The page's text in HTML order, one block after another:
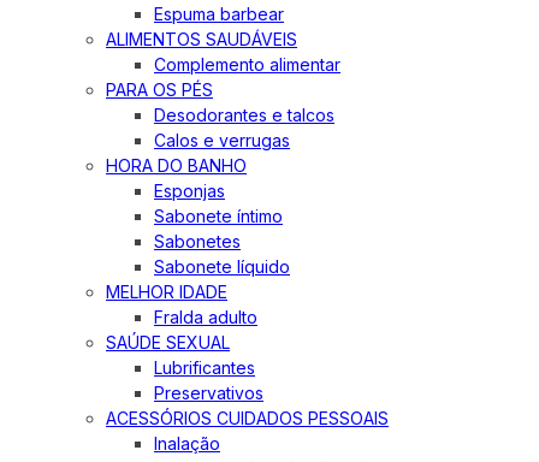
Espuma barbear
ALIMENTOS SAUDÁVEIS
Complemento alimentar
PARA OS PÉS
Desodorantes e talcos
Calos e verrugas
HORA DO BANHO
Esponjas
Sabonete íntimo
Sabonetes
Sabonete líquido
MELHOR IDADE
Fralda adulto
SAÚDE SEXUAL
Lubrificantes
Preservativos
ACESSÓRIOS CUIDADOS PESSOAIS
Inalação